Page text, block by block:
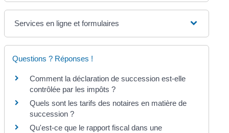
Services en ligne et formulaires
Questions ? Réponses !
Comment la déclaration de succession est-elle
contrôlée par les impôts ?
Quels sont les tarifs des notaires en matière de
succession ?
Qu'est-ce que le rapport fiscal dans une